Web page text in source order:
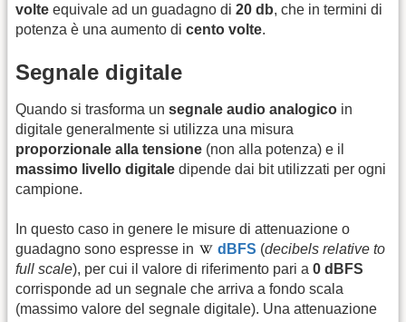
volte equivale ad un guadagno di 20 db, che in termini di
potenza è una aumento di cento volte.
Segnale digitale
Quando si trasforma un segnale audio analogico in
digitale generalmente si utilizza una misura
proporzionale alla tensione (non alla potenza) e il
massimo livello digitale dipende dai bit utilizzati per ogni
campione.
In questo caso in genere le misure di attenuazione o
guadagno sono espresse in
dBFS (decibels relative to
full scale), per cui il valore di riferimento pari a 0 dBFS
corrisponde ad un segnale che arriva a fondo scala
(massimo valore del segnale digitale). Una attenuazione